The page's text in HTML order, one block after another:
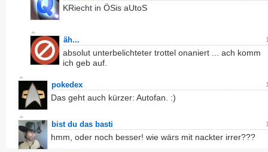
KRiecht in ÖSis aUtoS
äh...
absolut unterbelichteter trottel onaniert ... ach komm
ich geb auf.
pokedex
Das geht auch kürzer: Autofan. :)
bist du das basti
hmm, oder noch besser! wie wärs mit nackter irrer???